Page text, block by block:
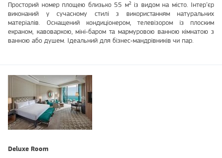
Просторий номер площею близько 55 м² із видом на місто. Інтер’єр
виконаний у сучасному стилі з використанням натуральних
матеріалів. Оснащений кондиціонером, телевізором із плоским
екраном, кавоваркою, міні‑баром та мармуровою ванною кімнатою з
ванною або душем. Ідеальний для бізнес‑мандрівників чи пар.
Deluxe Room